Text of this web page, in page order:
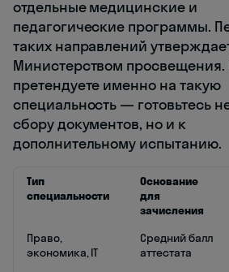
отдельные медицинские и
педагогические программы.
таких направлений
Министерством просвещения.
претендуете именно на такую
специальность — готовьтесь
сбору документов, но и к
дополнительному испытанию.
Тип
специальности
Основание
для
зачисления
Право,
экономика, IT
Средний балл
аттестата